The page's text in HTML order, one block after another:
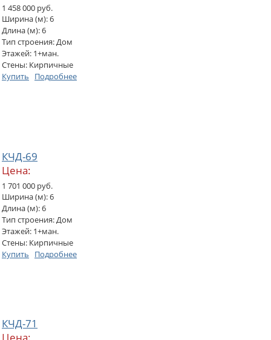
1 458 000 руб.
Ширина (м): 6
Длина (м): 6
Тип строения: Дом
Этажей: 1+ман.
Стены: Кирпичные
Купить
Подробнее
КЧД-69
Цена:
1 701 000 руб.
Ширина (м): 6
Длина (м): 6
Тип строения: Дом
Этажей: 1+ман.
Стены: Кирпичные
Купить
Подробнее
КЧД-71